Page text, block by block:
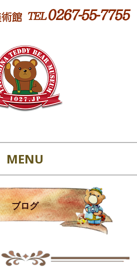
MENU
ブログ